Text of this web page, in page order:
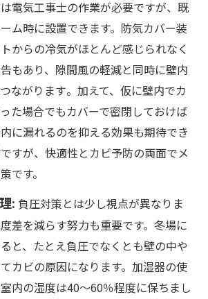
電気工事士の作業が必要ですが、既
ム時に設置できます。防気カバー装
からの冷気がほとんど感じられなく
もあり、隙間風の軽減と同時に壁内
ながります​。加えて、仮に壁内でカ
た場合でもカバーで密閉しておけば
に漏れるのを抑える効果も期待でき
すが、快適性とカビ予防の両面でメ
です。
: 負圧対策とは少し視点が異なりま
差を減らす努力も重要です。冬場に
と、たとえ負圧でなくとも壁の中や
カビの原因になります。加湿器の使
内の湿度は40～60％程度に保ちまし